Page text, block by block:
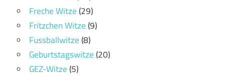
Freche Witze(29)
Fritzchen Witze(9)
Fussballwitze(8)
Geburtstagswitze(20)
GEZ-Witze(5)